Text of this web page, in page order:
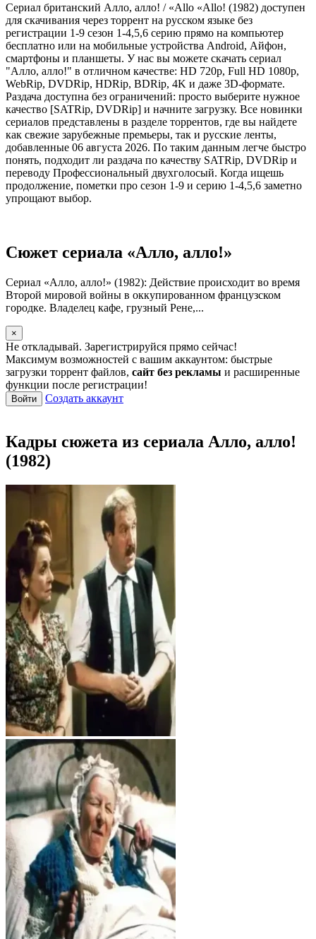
Сериал британский Алло, алло! / «Allo «Allo! (1982) доступен
для скачивания через торрент на русском языке без
регистрации 1-9 сезон 1-4,5,6 серию прямо на компьютер
бесплатно или на мобильные устройства Android, Айфон,
смартфоны и планшеты. У нас вы можете скачать сериал
"Алло, алло!" в отличном качестве: HD 720p, Full HD 1080p,
WebRip, DVDRip, HDRip, BDRip, 4K и даже 3D-формате.
Раздача доступна без ограничений: просто выберите нужное
качество [SATRip, DVDRip] и начните загрузку. Все новинки
сериалов представлены в разделе торрентов, где вы найдете
как свежие зарубежные премьеры, так и русские ленты,
добавленные 06 августа 2026. По таким данным легче быстро
понять, подходит ли раздача по качеству SATRip, DVDRip и
переводу Профессиональный двухголосый. Когда ищешь
продолжение, пометки про сезон 1-9 и серию 1-4,5,6 заметно
упрощают выбор.
Сюжет сериала «Алло, алло!»
Сериал «Алло, алло!» (1982): Действие происходит во время
Второй мировой войны в оккупированном французском
городке. Владелец кафе, грузный Рене,...
×
Не откладывай. Зарегистрируйся прямо сейчас!
Максимум возможностей с вашим аккаунтом: быстрые
загрузки торрент файлов, сайт без рекламы и расширенные
функции после регистрации!
Войти Создать аккаунт
Кадры сюжета из сериала Алло, алло!
(1982)